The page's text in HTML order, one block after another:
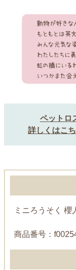
ペットロ
詳しくはこ
ミニろうそく 櫻
商品番号：